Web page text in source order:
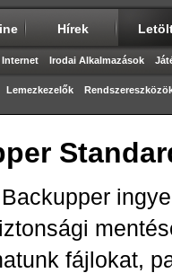
Hírek
Internet Irodai Alkalmazások
Lemezkezelők
fájlokat,